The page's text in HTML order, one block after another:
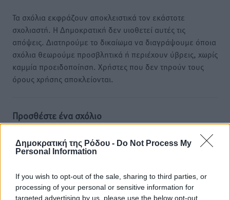
Δημοκρατική της Ρόδου - Do Not Process My
Personal Information
If you wish to opt-out of the sale, sharing to third parties, or
processing of your personal or sensitive information for
targeted advertising by us, please use the below opt-out
Τα σχόλια εκφράζουν αποκλειστικά τον εκάστοτε
σχολιαστή. Η Δημοκρατική δεν υιοθετεί αυτές τις
απόψεις. Διατηρούμε το δικαίωμα να διαγράψουμε όποια
σχόλια θεωρούμε προσβλητικά ή περιέχουν ύβρεις, χωρίς
καμμία προειδοποίηση. Χρήστες που δεν τηρούν τους
όρους χρήσης αποκλείονται.
Προσθέστε ένα σχόλιο
Το E-mail δεν θα δημοσιευτεί.
υποβολή του σχολίου.